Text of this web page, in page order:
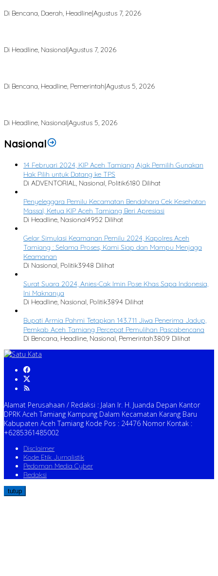
Di Bencana, Daerah, Headline|Agustus 7, 2026
Di Headline, Nasional|Agustus 7, 2026
Di Bencana, Headline, Pemerintah|Agustus 5, 2026
Di Headline, Nasional|Agustus 5, 2026
Nasional
14 Februari 2024, KIP Aceh Tamiang Ajak Pemilih Gunakan
Hak Pilih untuk Datang ke TPS
Di ADVENTORIAL, Nasional, Politik6180 Dilihat
Penyeleggara Pemilu Kecamatan Bendahara Cek Kesehatan
Massal, Ketua KIP Aceh Tamiang Beri Apresiasi
Di Headline, Nasional4952 Dilihat
Gelar Simulasi Keamanan Pemilu 2024, Kapolres Aceh
Tamiang : Selama Proses, Kami Siap dan Mampu Menjaga
Keamanan
Di Nasional, Politik3948 Dilihat
Surat Suara 2024, Anies-Cak Imin Pose Khas Sapa Indonesia,
Ini Maknanya
Di Headline, Nasional, Politik3894 Dilihat
Bupati Armia Pahmi Tetapkan 143.711 Jiwa Penerima Jadup,
Pemkab Aceh Tamiang Percepat Pemulihan Pascabencana
Di Bencana, Headline, Nasional, Pemerintah3809 Dilihat
Alamat Perusahaan / Redaksi : Jalan Ir. H. Juanda Depan Kantor
DPRK Aceh Tamiang Kampung Dalam Kecamatan Karang Baru
Kabupaten Aceh Tamiang Kode Pos : 24476 Nomor Kontak :
+6285361485002
Disclaimer
Kode Etik Jurnalistik
Pedoman Media Cyber
Redaksi
tutup